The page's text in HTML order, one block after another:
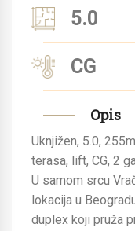
5.0
CG
Opis
Uknjižen, 5.0,
terasa, lift, CG, 2
U samom srcu
lokacija u
duplex koji pruža